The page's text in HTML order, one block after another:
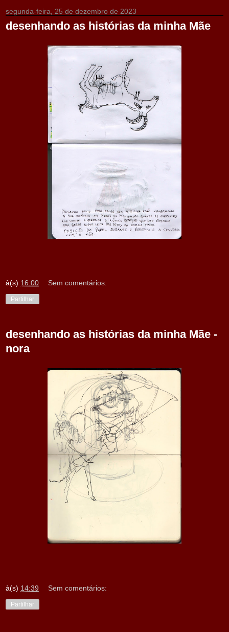
segunda-feira, 25 de dezembro de 2023
desenhando as histórias da minha Mãe
à(s) 16:00 Sem comentários:
Partilhar
desenhando as histórias da minha Mãe -
nora
à(s) 14:39 Sem comentários:
Partilhar